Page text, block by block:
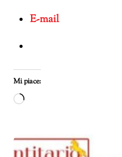
E-mail
Mi piace:
Caricamento
corso…